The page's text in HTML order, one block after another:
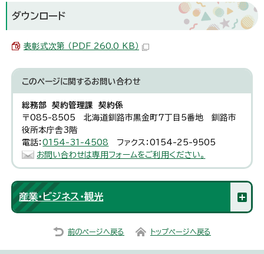
ダウンロード
表彰式次第 （PDF 260.0 KB）
このページに関するお問い合わせ
総務部 契約管理課 契約係
〒085-8505 北海道釧路市黒金町7丁目5番地 釧路市
役所本庁舎3階
電話：0154-31-4508
ファクス：0154-25-9505
お問い合わせは専用フォームをご利用ください。
産業・ビジネス・観光
前のページへ戻る トップページへ戻る